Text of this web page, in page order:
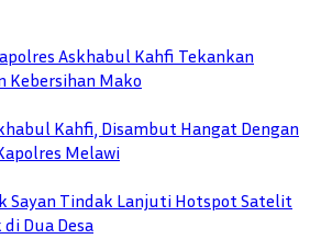
Askhabul Kahfi Tekankan
Kebersihan Mako
Kahfi, Disambut Hangat Dengan
Melawi
Sayan Tindak Lanjuti Hotspot Satelit
Dua Desa